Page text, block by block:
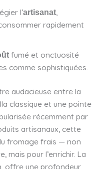
l’artisanat
rapidement
fumé et onctuosité
comme sophistiquées.
audacieuse entre la
classique et une pointe
récemment par
artisanaux, cette
fromage frais — non
mais pour l’enrichir. La
offre une profondeur